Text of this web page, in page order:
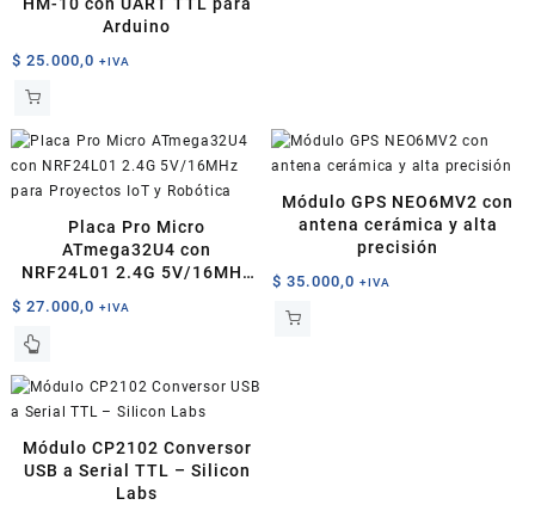
Arduino
$ 25.000,0 +IVA
Placa Pro Micro
ATmega32U4 con
NRF24L01 2.4G 5V/16MHz
Robótica
$ 27.000,0 +IVA
Módulo GPS NEO6MV2 con
antena cerámica y alta
precisión
$ 35.000,0 +IVA
Módulo CP2102 Conversor
USB a Serial TTL – Silicon
Labs